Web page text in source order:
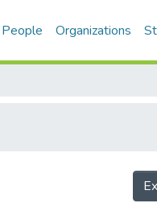
People Organizations